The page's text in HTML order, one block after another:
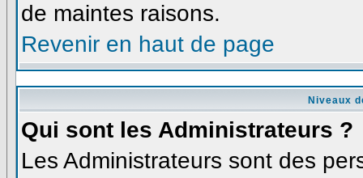
de maintes raisons.
Revenir en haut de page
Niveaux
Qui sont les Administrateurs ?
Les Administrateurs sont des